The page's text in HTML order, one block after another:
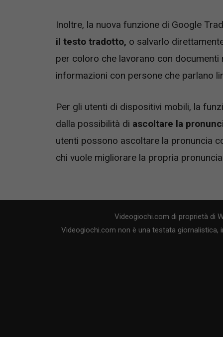
Inoltre, la nuova funzione di Google
il testo tradotto, o salvarlo
per coloro che lavorano con
informazioni con persone che parlano
Per gli utenti di dispositivi mobili, la
dalla possibilità di ascoltare la
utenti possono ascoltare la pronuncia
chi vuole migliorare la propria
Videogiochi.com di proprietà di
Videogiochi.com non è una testata giornalistica,